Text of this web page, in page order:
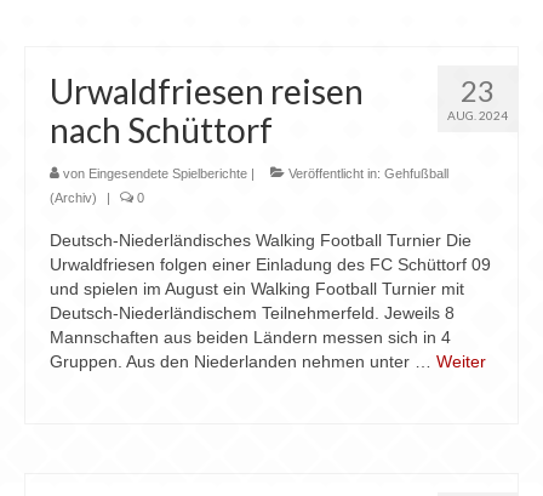
23
AUG. 2024
Urwaldfriesen reisen
nach Schüttorf
von Eingesendete Spielberichte | Veröffentlicht in: Gehfußball
(Archiv)
| 0
Deutsch-Niederländisches Walking Football Turnier Die
Urwaldfriesen folgen einer Einladung des FC Schüttorf 09
und spielen im August ein Walking Football Turnier mit
Deutsch-Niederländischem Teilnehmerfeld. Jeweils 8
Mannschaften aus beiden Ländern messen sich in 4
Gruppen. Aus den Niederlanden nehmen unter … Weiter